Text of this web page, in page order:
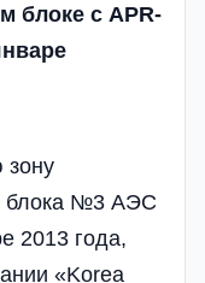
блоке с APR-
зону
блока №3 АЭС
2013 года,
«Korea